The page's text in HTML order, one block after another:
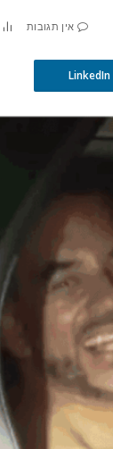
אין תגובות
LinkedIn